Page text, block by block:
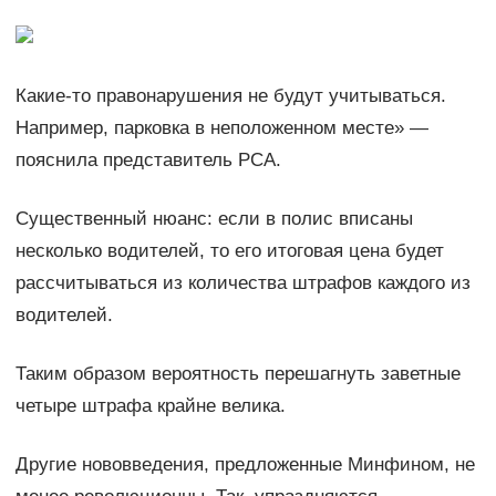
Какие-то правонарушения не будут учитываться.
Например, парковка в неположенном месте» —
пояснила представитель РСА.
Существенный нюанс: если в полис вписаны
несколько водителей, то его итоговая цена будет
рассчитываться из количества штрафов каждого из
водителей.
Таким образом вероятность перешагнуть заветные
четыре штрафа крайне велика.
Другие нововведения, предложенные Минфином, не